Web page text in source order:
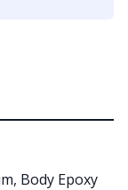
Body Epoxy